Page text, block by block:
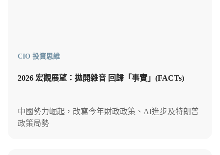
CIO 投資思維
2026 宏觀展望：拋開雜音 回歸「事實」(FACTs)
中國勢力崛起，改寫今年財政政策、AI進步及特朗普
政策局勢